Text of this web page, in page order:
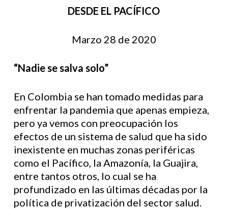
DESDE EL PACÍFICO
Marzo 28 de 2020
“Nadie se salva solo”
En Colombia se han tomado medidas para
enfrentar la pandemia que apenas empieza,
pero ya vemos con preocupación los
efectos de un sistema de salud que ha sido
inexistente en muchas zonas periféricas
como el Pacífico, la Amazonía, la Guajira,
entre tantos otros, lo cual se ha
profundizado en las últimas décadas por la
política de privatización del sector salud.